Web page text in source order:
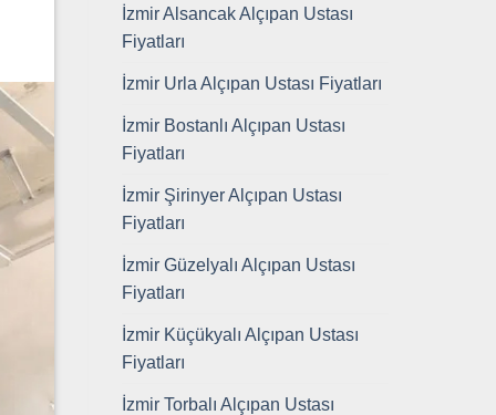
İzmir Alsancak Alçıpan Ustası
Fiyatları
İzmir Urla Alçıpan Ustası Fiyatları
İzmir Bostanlı Alçıpan Ustası
Fiyatları
İzmir Şirinyer Alçıpan Ustası
Fiyatları
İzmir Güzelyalı Alçıpan Ustası
Fiyatları
İzmir Küçükyalı Alçıpan Ustası
Fiyatları
İzmir Torbalı Alçıpan Ustası